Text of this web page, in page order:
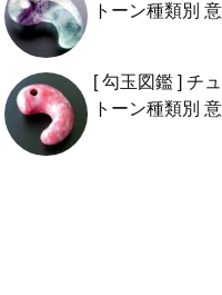
トーン種類別
[ 勾玉図鑑 ] チ
トーン種類別